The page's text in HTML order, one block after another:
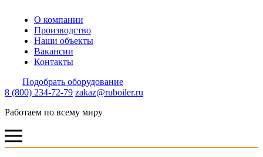
О компании
Производство
Наши объекты
Вакансии
Контакты
Подобрать оборудование
8 (800) 234-72-79 zakaz@ruboiler.ru
Работаем по всему миру